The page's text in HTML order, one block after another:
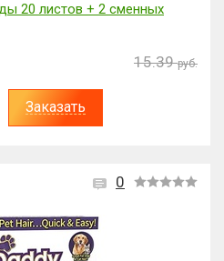
20 листов + 2 сменных
15.39 руб.
Заказать
0